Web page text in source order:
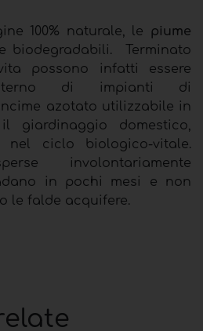
100% naturale, le piume
biodegradabili. Terminato
possono infatti essere
di impianti di
azotato utilizzabile in
giardinaggio domestico,
nel ciclo biologico-vitale.
involontariamente
in pochi mesi e non
le falde acquifere.